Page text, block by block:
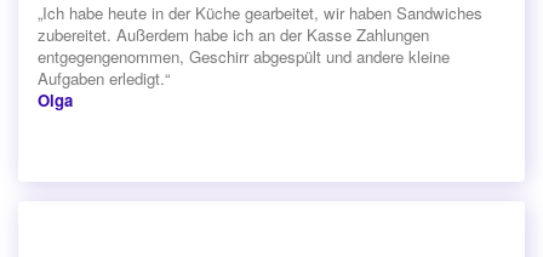
„Ich habe heute in der Küche gearbeitet, wir haben Sandwiches
zubereitet. Außerdem habe ich an der Kasse Zahlungen
entgegengenommen, Geschirr abgespült und andere kleine
Aufgaben erledigt.“
Olga